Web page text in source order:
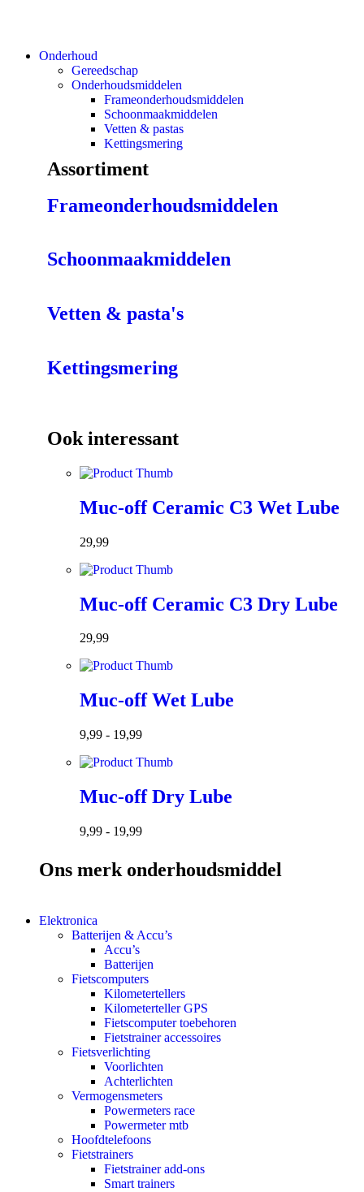
Onderhoud
Gereedschap
Onderhoudsmiddelen
Frameonderhoudsmiddelen
Schoonmaakmiddelen
Vetten & pastas
Kettingsmering
Assortiment
Frameonderhoudsmiddelen
Schoonmaakmiddelen
Vetten & pasta's
Kettingsmering
Ook interessant
Muc-off Ceramic C3 Wet Lube
29,99
Muc-off Ceramic C3 Dry Lube
29,99
Muc-off Wet Lube
9,99 - 19,99
Muc-off Dry Lube
9,99 - 19,99
Ons merk onderhoudsmiddel
Elektronica
Batterijen & Accu’s
Accu’s
Batterijen
Fietscomputers
Kilometertellers
Kilometerteller GPS
Fietscomputer toebehoren
Fietstrainer accessoires
Fietsverlichting
Voorlichten
Achterlichten
Vermogensmeters
Powermeters race
Powermeter mtb
Hoofdtelefoons
Fietstrainers
Fietstrainer add-ons
Smart trainers